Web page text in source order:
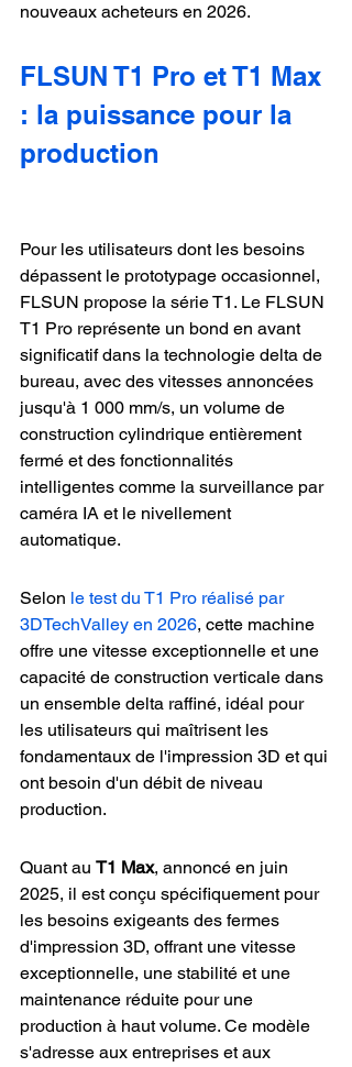
nouveaux acheteurs en 2026.
FLSUN T1 Pro et T1 Max
: la puissance pour la
production
Pour les utilisateurs dont les besoins
dépassent le prototypage occasionnel,
FLSUN propose la série T1. Le FLSUN
T1 Pro représente un bond en avant
significatif dans la technologie delta de
bureau, avec des vitesses annoncées
jusqu'à 1 000 mm/s, un volume de
construction cylindrique entièrement
fermé et des fonctionnalités
intelligentes comme la surveillance par
caméra IA et le nivellement
automatique.
Selon le test du T1 Pro réalisé par
3DTechValley en 2026, cette machine
offre une vitesse exceptionnelle et une
capacité de construction verticale dans
un ensemble delta raffiné, idéal pour
les utilisateurs qui maîtrisent les
fondamentaux de l'impression 3D et qui
ont besoin d'un débit de niveau
production.
Quant au T1 Max, annoncé en juin
2025, il est conçu spécifiquement pour
les besoins exigeants des fermes
d'impression 3D, offrant une vitesse
exceptionnelle, une stabilité et une
maintenance réduite pour une
production à haut volume. Ce modèle
s'adresse aux entreprises et aux